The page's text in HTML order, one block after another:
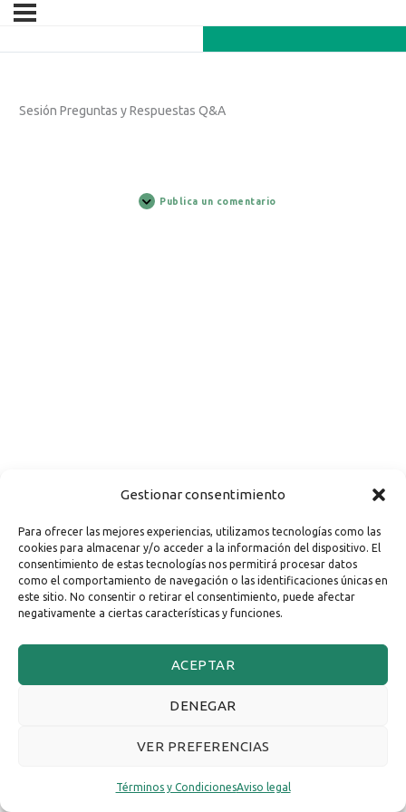
Gestionar consentimiento
Para ofrecer las mejores experiencias, utilizamos tecnologías como las
cookies para almacenar y/o acceder a la información del dispositivo. El
consentimiento de estas tecnologías nos permitirá procesar datos
como el comportamiento de navegación o las identificaciones únicas en
este sitio. No consentir o retirar el consentimiento, puede afectar
negativamente a ciertas características y funciones.
ACEPTAR
DENEGAR
VER PREFERENCIAS
Términos y CondicionesAviso legal
Sesión Preguntas y Respuestas Q&A
Publica un comentario